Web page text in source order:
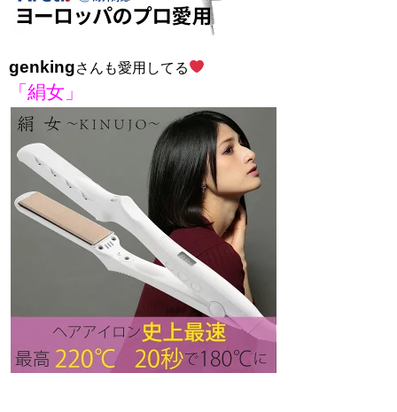
genkingさんも愛用してる
「絹女」